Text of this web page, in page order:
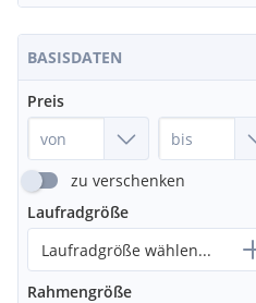
BASISDATEN
Preis
zu verschenken
Laufradgröße
Laufradgröße wählen...
Rahmengröße